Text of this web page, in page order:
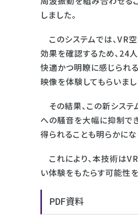
しました。
このシステムでは、VR
効果を確認するため、24
快適かつ明瞭に感じられる
映像を体験してもらいまし
その結果、この新システ
への騒音を大幅に抑制で
得られることも明らかにな
これにより、本技術は
い体験をもたらす可能性
PDF資料